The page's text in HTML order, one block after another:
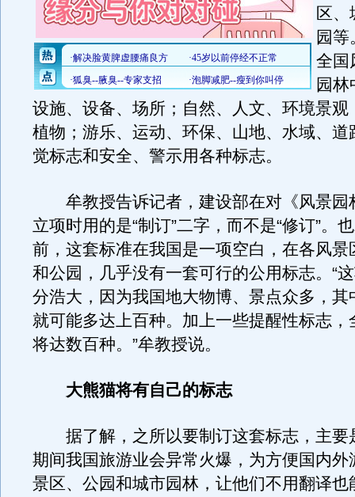
区、
园
全国
园
设施、设备、场所；自然、人文、环境景观
植物；游乐、运动、环保、山地、水域、道
觉标志和安全、警示用各种标志。
牟教授告诉记者，建设部在对《风景园
立项时用的是“制订”二字，而不是“修订”。
前，这套标准在我国是一项空白，在各风景
和公园，几乎没有一套可行的公用标志。“
分浩大，因为我国地大物博、景点众多，其
就可能多达上百种。加上一些提醒性标志，
将达数百种。”牟教授说。
大熊猫将有自己的标志
据了解，之所以要制订这套标志，主要
期间我国旅游业会异常火爆，为方便国内外
景区、公园和城市园林，让他们不用翻译也